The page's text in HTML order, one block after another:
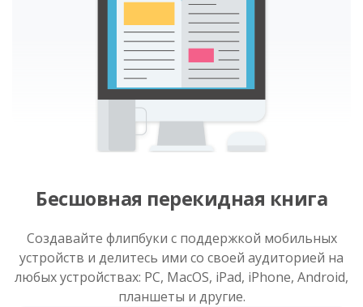
Бесшовная перекидная книга
Создавайте флипбуки с поддержкой мобильных
устройств и делитесь ими со своей аудиторией на
любых устройствах: PC, MacOS, iPad, iPhone, Android,
планшеты и другие.